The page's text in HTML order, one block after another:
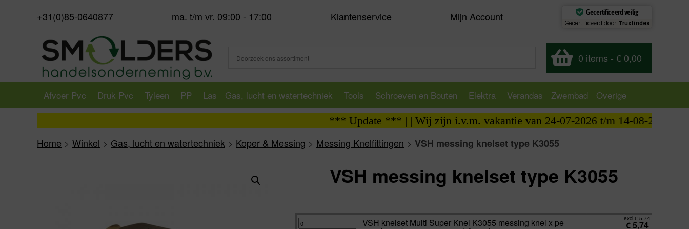
+31(0)85-0640877 ma. t/m vr. 09:00 - 17:00 Klantenservice Mijn Account Gecertificeerd veilig
Gecertificeerd door: Trustindex
0 items - € 0,00
Afvoer Pvc Druk Pvc Tyleen PP Las Gas, lucht en watertechniek Tools Schroeven en Bouten Elektra Verandas Zwembad
Overige
*** Update *** | | Wij zijn i.v.m. vakantie van 24-07-2026 t/m 14-08-2026
Home > Winkel > Gas, lucht en watertechniek > Koper & Messing > Messing Knelfittingen > VSH messing knelset type K3055
VSH messing knelset type K3055
VSH
knelset VSH knelset Multi Super Knel K3055 messing knel x pe excl.€ 5,74
€5,74